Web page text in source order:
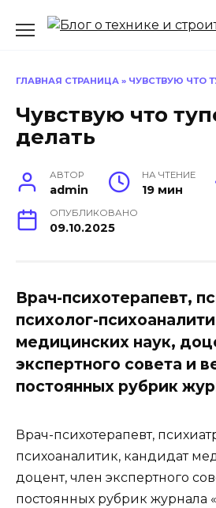
ГЛАВНАЯ СТРАНИЦА » ЧУВСТВУЮ ЧТО
Чувствую что
делать
АВТОР
admin
НА ЧТЕНИЕ
19 мин
ОПУБЛИКОВАНО
09.10.2025
Врач-психотерапевт,
психолог-
медицинских наук,
экспертного совета и
постоянных рубрик
Врач-психотерапевт,
психоаналитик, кандидат
доцент, член экспертного
постоянных рубрик журнала